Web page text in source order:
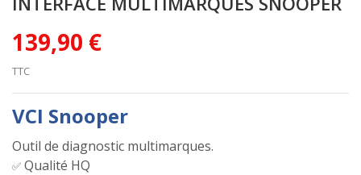
139,90 €
TTC
VCI Snooper
Outil de diagnostic multimarques.
✅ Qualité HQ